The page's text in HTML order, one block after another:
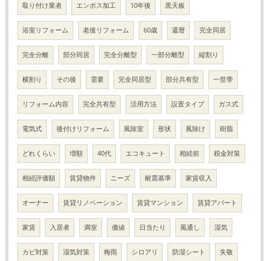
取り付け業者 エンボス加工 10年後 黒天板
浴室リフォーム 老後リフォーム 60歳 還暦 完全同居
完全分離 部分同居 完全分離型 一部分離型 縦割り
横割り その後 需要 完全同居型 部分共有型 一世帯
リフォーム内容 完全共有型 活用方法 設置タイプ ガス式
電気式 後付けリフォーム 風除室 形状 風除け 樹脂
どれくらい 増額 40代 エコキュート 相続前 税金対策
相続評価額 賃貸物件 ニーズ 耐震基準 家賃収入
オーナー 賃貸リノベーション 賃貸マンション 賃貸アパート
家賃 入居者 満室 価値 日当たり 風通し 湿気
カビ対策 湿気対策 梅雨 シロアリ 防湿シート 失敬